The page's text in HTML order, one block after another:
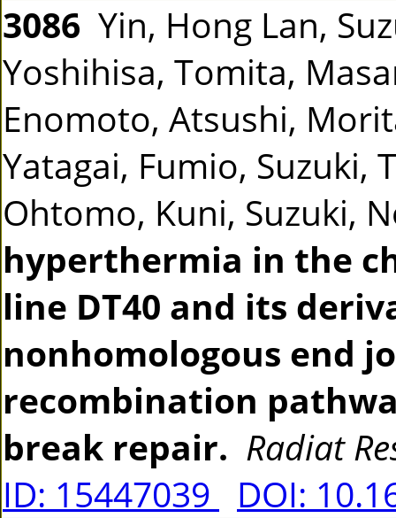
3086 Yin, Hong Lan,
Yoshihisa, Tomita,
Enomoto, Atsushi,
Yatagai, Fumio, Suzuki,
Ohtomo, Kuni, Suzuki,
hyperthermia in the
line DT40 and its
nonhomologous end
recombination
break repair. Radiat
ID: 15447039
DOI: